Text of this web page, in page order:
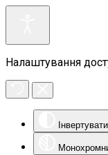
Налаштування